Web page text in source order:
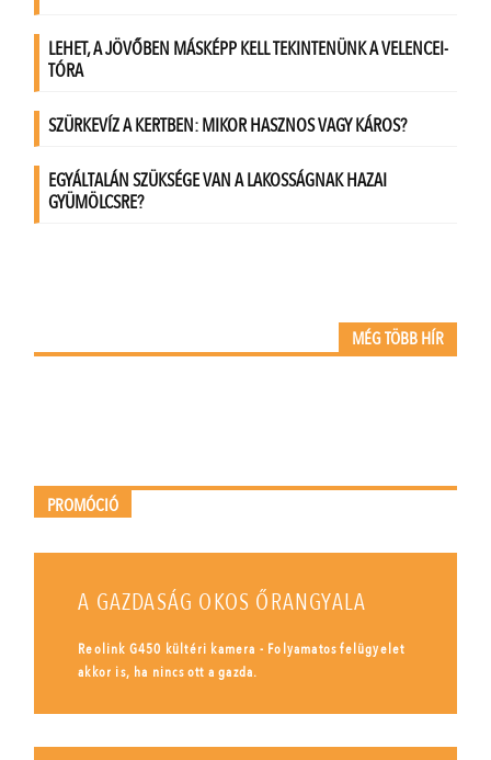
MÉG TÖBB HÍR
PROMÓCIÓ
A GAZDASÁG OKOS ŐRANGYALA
Reolink G450 kültéri kamera - Folyamatos felügyelet
akkor is, ha nincs ott a gazda.